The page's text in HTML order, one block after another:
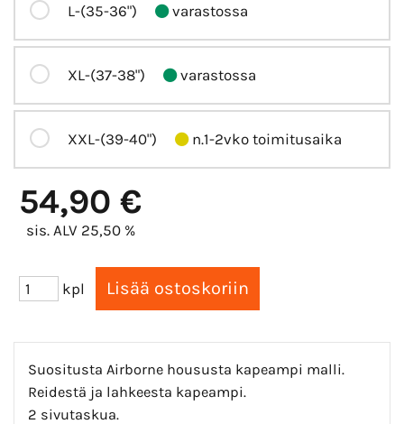
L-(35-36") varastossa
XL-(37-38") varastossa
XXL-(39-40") n.1-2vko toimitusaika
54,90 €
sis. ALV 25,50 %
kpl
Suositusta Airborne housusta kapeampi malli.
Reidestä ja lahkeesta kapeampi.
2 sivutaskua.